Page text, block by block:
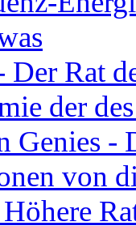
Der Rat
der
Genies -
von